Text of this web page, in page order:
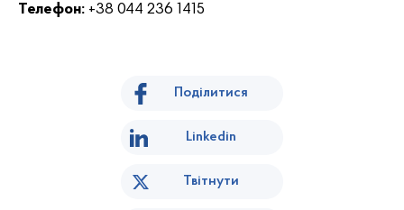
Телефон: +38 044 236 1415
Поділитися
Linkedin
Твітнути